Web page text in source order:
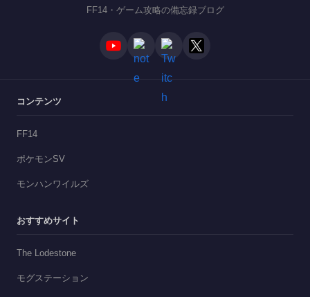
FF14・ゲーム攻略の備忘録ブログ
コンテンツ
FF14
ポケモンSV
モンハンワイルズ
おすすめサイト
The Lodestone
モグステーション